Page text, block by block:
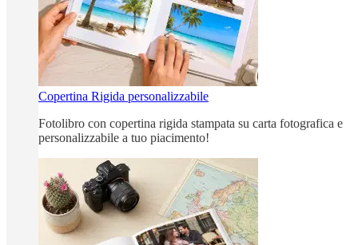
Copertina Rigida personalizzabile
Fotolibro con copertina rigida stampata su carta fotografica e
personalizzabile a tuo piacimento!